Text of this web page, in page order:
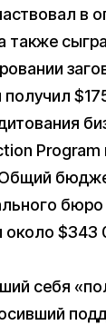
в
также
получил
Program
бюро
около $343
себя